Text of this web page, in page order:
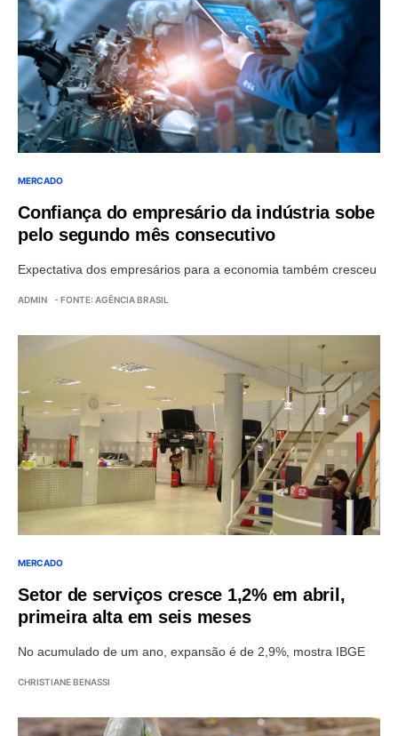
MERCADO
Confiança do empresário da indústria sobe
pelo segundo mês consecutivo
Expectativa dos empresários para a economia também cresceu
ADMIN - FONTE: AGÊNCIA BRASIL
MERCADO
Setor de serviços cresce 1,2% em abril,
primeira alta em seis meses
No acumulado de um ano, expansão é de 2,9%, mostra IBGE
CHRISTIANE BENASSI